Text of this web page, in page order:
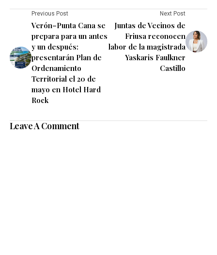
Previous Post
Verón–Punta Cana se
prepara para un antes
y un después:
presentarán Plan de
Ordenamiento
Territorial el 20 de
mayo en Hotel Hard
Rock
Next Post
Juntas de Vecinos de
Friusa reconocen
labor de la magistrada
Yaskaris Faulkner
Castillo
Leave A Comment